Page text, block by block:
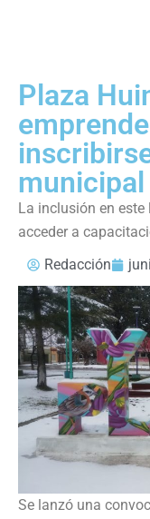
Plaza
municipal
La inclusión en
acceder a
Redacción
Se lanzó una